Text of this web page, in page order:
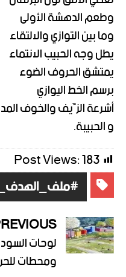
وطعم الدهشة الأولى
وما بين التوازي والالتقاء
يطل وجه الحبيب الانتماء
يمتشق الحروف الضوء
برسم الخط اليوازي
أشرعة الزَّيف والخوف
و الحبيبة.
Post Views:183
لوحات
ومحطات